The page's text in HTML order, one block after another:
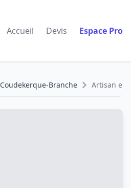
Accueil Devis Espace Pro
Coudekerque-Branche Artisan en